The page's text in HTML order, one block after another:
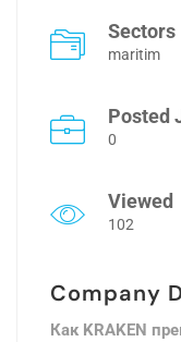
Sectors
maritim
Posted
0
Viewed
102
Company
Как KRAKEN